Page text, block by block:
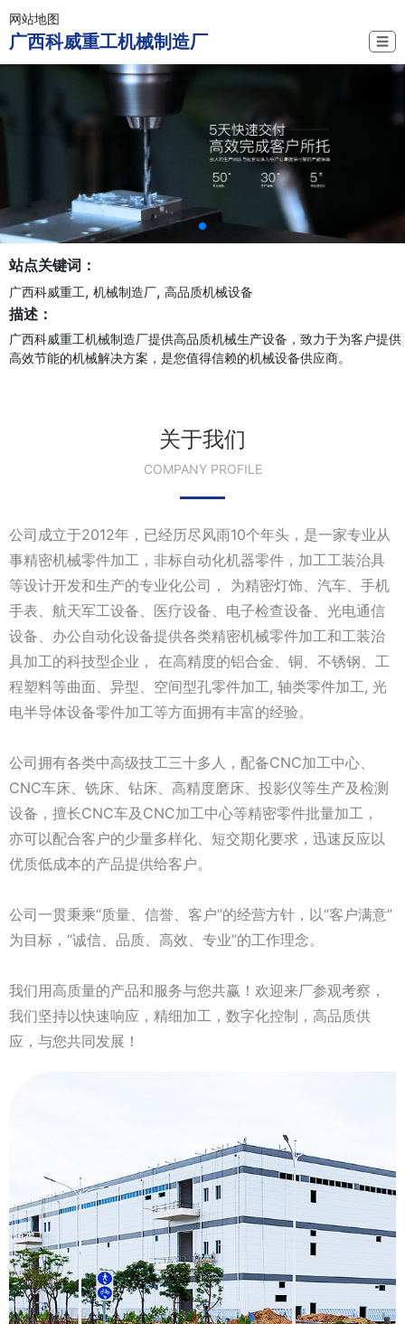
网站地图
广西科威重工机械制造厂 ☰
站点关键词：
广西科威重工, 机械制造厂, 高品质机械设备
描述：
广西科威重工机械制造厂提供高品质机械生产设备，致力于为客户提供
高效节能的机械解决方案，是您值得信赖的机械设备供应商。
关于我们
COMPANY PROFILE
公司成立于2012年，已经历尽风雨10个年头，是一家专业从
事精密机械零件加工，非标自动化机器零件，加工工装治具
等设计开发和生产的专业化公司， 为精密灯饰、汽车、手机
手表、航天军工设备、医疗设备、电子检查设备、光电通信
设备、办公自动化设备提供各类精密机械零件加工和工装治
具加工的科技型企业， 在高精度的铝合金、铜、不锈钢、工
程塑料等曲面、异型、空间型孔零件加工, 轴类零件加工, 光
电半导体设备零件加工等方面拥有丰富的经验。
公司拥有各类中高级技工三十多人，配备CNC加工中心、
CNC车床、铣床、钻床、高精度磨床、投影仪等生产及检测
设备，擅长CNC车及CNC加工中心等精密零件批量加工，
亦可以配合客户的少量多样化、短交期化要求，迅速反应以
优质低成本的产品提供给客户。
公司一贯秉乘“质量、信誉、客户”的经营方针，以“客户满意”
为目标，“诚信、品质、高效、专业”的工作理念。
我们用高质量的产品和服务与您共赢！欢迎来厂参观考察，
我们坚持以快速响应，精细加工，数字化控制，高品质供
应，与您共同发展！